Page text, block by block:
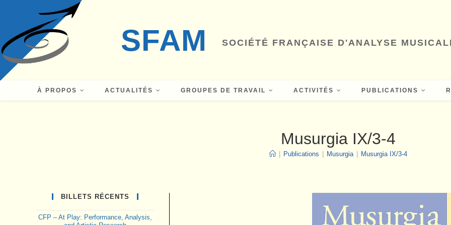
content
SFAM SOCIÉTÉ FRANÇAISE D'ANALYSE
À PROPOS ACTUALITÉS GROUPES DE TRAVAIL ACTIVITÉS PUBLICATIONS
Musurgia IX/3-4
Publications Musurgia Musurgia IX/3-4
BILLETS RÉCENTS
CFP – At Play: Performance, Analysis,